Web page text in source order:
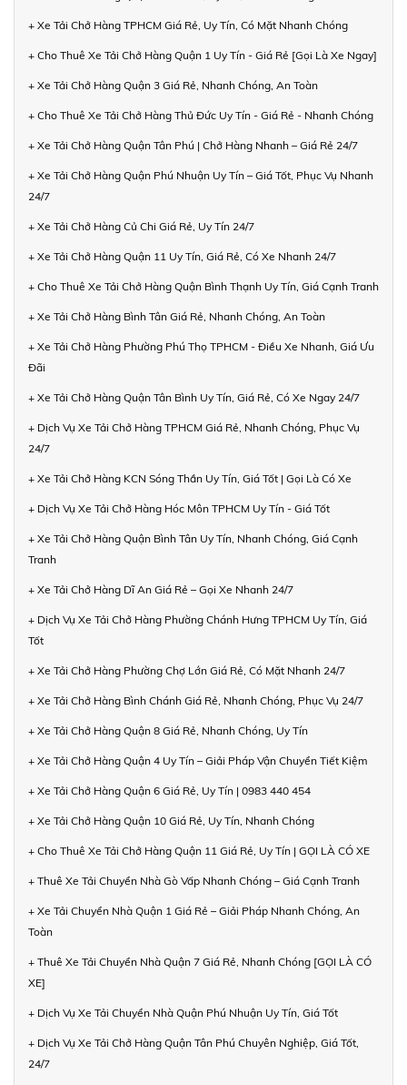
+ Xe Tải Chở Hàng TPHCM Giá Rẻ, Uy Tín, Có Mặt Nhanh Chóng
+ Cho Thuê Xe Tải Chở Hàng Quận 1 Uy Tín - Giá Rẻ [Gọi Là Xe Ngay]
+ Xe Tải Chở Hàng Quận 3 Giá Rẻ, Nhanh Chóng, An Toàn
+ Cho Thuê Xe Tải Chở Hàng Thủ Đức Uy Tín - Giá Rẻ - Nhanh Chóng
+ Xe Tải Chở Hàng Quận Tân Phú | Chở Hàng Nhanh – Giá Rẻ 24/7
+ Xe Tải Chở Hàng Quận Phú Nhuận Uy Tín – Giá Tốt, Phục Vụ Nhanh
24/7
+ Xe Tải Chở Hàng Củ Chi Giá Rẻ, Uy Tín 24/7
+ Xe Tải Chở Hàng Quận 11 Uy Tín, Giá Rẻ, Có Xe Nhanh 24/7
+ Cho Thuê Xe Tải Chở Hàng Quận Bình Thạnh Uy Tín, Giá Cạnh Tranh
+ Xe Tải Chở Hàng Bình Tân Giá Rẻ, Nhanh Chóng, An Toàn
+ Xe Tải Chở Hàng Phường Phú Thọ TPHCM - Điều Xe Nhanh, Giá Ưu
Đãi
+ Xe Tải Chở Hàng Quận Tân Bình Uy Tín, Giá Rẻ, Có Xe Ngay 24/7
+ Dịch Vụ Xe Tải Chở Hàng TPHCM Giá Rẻ, Nhanh Chóng, Phục Vụ
24/7
+ Xe Tải Chở Hàng KCN Sóng Thần Uy Tín, Giá Tốt | Gọi Là Có Xe
+ Dịch Vụ Xe Tải Chở Hàng Hóc Môn TPHCM Uy Tín - Giá Tốt
+ Xe Tải Chở Hàng Quận Bình Tân Uy Tín, Nhanh Chóng, Giá Cạnh
Tranh
+ Xe Tải Chở Hàng Dĩ An Giá Rẻ – Gọi Xe Nhanh 24/7
+ Dịch Vụ Xe Tải Chở Hàng Phường Chánh Hưng TPHCM Uy Tín, Giá
Tốt
+ Xe Tải Chở Hàng Phường Chợ Lớn Giá Rẻ, Có Mặt Nhanh 24/7
+ Xe Tải Chở Hàng Bình Chánh Giá Rẻ, Nhanh Chóng, Phục Vụ 24/7
+ Xe Tải Chở Hàng Quận 8 Giá Rẻ, Nhanh Chóng, Uy Tín
+ Xe Tải Chở Hàng Quận 4 Uy Tín – Giải Pháp Vận Chuyển Tiết Kiệm
+ Xe Tải Chở Hàng Quận 6 Giá Rẻ, Uy Tín | 0983 440 454
+ Xe Tải Chở Hàng Quận 10 Giá Rẻ, Uy Tín, Nhanh Chóng
+ Cho Thuê Xe Tải Chở Hàng Quận 11 Giá Rẻ, Uy Tín | GỌI LÀ CÓ XE
+ Thuê Xe Tải Chuyển Nhà Gò Vấp Nhanh Chóng – Giá Cạnh Tranh
+ Xe Tải Chuyển Nhà Quận 1 Giá Rẻ – Giải Pháp Nhanh Chóng, An
Toàn
+ Thuê Xe Tải Chuyển Nhà Quận 7 Giá Rẻ, Nhanh Chóng [GỌI LÀ CÓ
XE]
+ Dịch Vụ Xe Tải Chuyển Nhà Quận Phú Nhuận Uy Tín, Giá Tốt
+ Dịch Vụ Xe Tải Chở Hàng Quận Tân Phú Chuyên Nghiệp, Giá Tốt,
24/7